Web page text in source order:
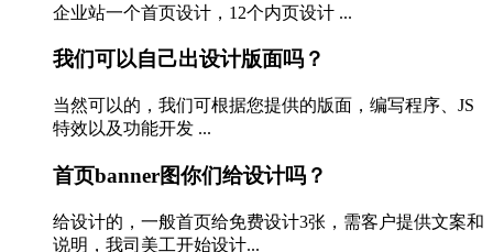
企业站一个首页设计，12个内页设计 ...
我们可以自己出设计版面吗？
当然可以的，我们可根据您提供的版面，编写程序、JS
特效以及功能开发 ...
首页banner图你们给设计吗？
给设计的，一般首页给免费设计3张，需客户提供文案和
说明，我司美工开始设计...